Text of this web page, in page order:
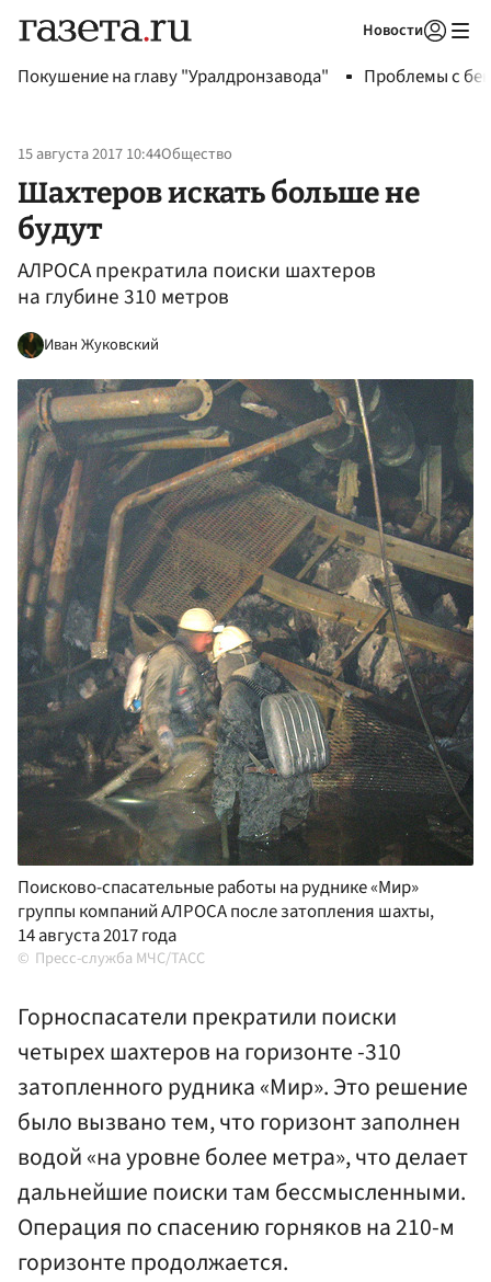
Новости
Покушение на главу "Уралдронзавода" Проблемы с
15 августа 2017 10:44Общество
Шахтеров искать больше не
будут
АЛРОСА прекратила поиски шахтеров
на глубине 310 метров
Иван Жуковский
Поисково-спасательные работы на руднике «Мир»
группы компаний АЛРОСА после затопления шахты,
14 августа 2017 года
Пресс-служба МЧС/ТАСС
Горноспасатели прекратили поиски
четырех шахтеров на горизонте -310
затопленного рудника «Мир». Это решение
было вызвано тем, что горизонт заполнен
водой «на уровне более метра», что делает
дальнейшие поиски там бессмысленными.
Операция по спасению горняков на 210-м
горизонте продолжается.